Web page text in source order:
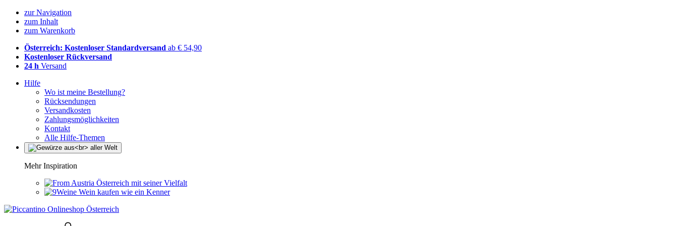
zur Navigation
zum Inhalt
zum Warenkorb
Österreich: Kostenloser Standardversand ab € 54,90
Kostenloser Rückversand
24 h Versand
Hilfe
Wo ist meine Bestellung?
Rücksendungen
Versandkosten
Zahlungsmöglichkeiten
Kontakt
Alle Hilfe-Themen
Mehr Inspiration
Österreich mit seiner Vielfalt
Wein kaufen wie ein Kenner